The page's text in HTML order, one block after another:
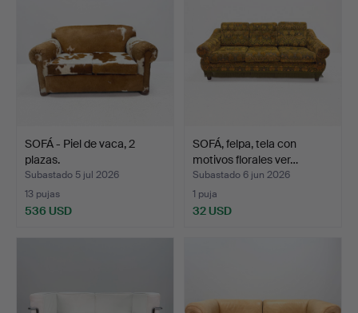
Auktionshus
SOFÁ - Piel de vaca, 2
plazas.
Subastado 5 jul 2026
13 pujas
536 USD
SOFÁ, felpa, tela con
motivos florales ver…
Subastado 6 jun 2026
1 puja
32 USD